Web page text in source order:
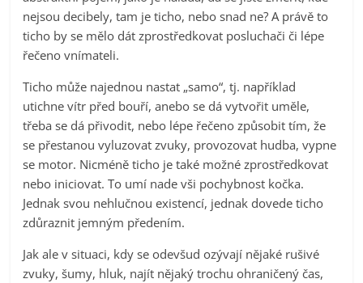
nejsou decibely, tam je ticho, nebo snad ne? A právě to
ticho by se mělo dát zprostředkovat posluchači či lépe
řečeno vnímateli.
Ticho může najednou nastat „samo“, tj. například
utichne vítr před bouří, anebo se dá vytvořit uměle,
třeba se dá přivodit, nebo lépe řečeno způsobit tím, že
se přestanou vyluzovat zvuky, provozovat hudba, vypne
se motor. Nicméně ticho je také možné zprostředkovat
nebo iniciovat. To umí nade vši pochybnost kočka.
Jednak svou nehlučnou existencí, jednak dovede ticho
zdůraznit jemným předením.
Jak ale v situaci, kdy se odevšud ozývají nějaké rušivé
zvuky, šumy, hluk, najít nějaký trochu ohraničený čas,